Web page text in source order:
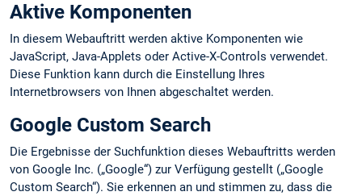
Aktive Komponenten
In diesem Webauftritt werden aktive Komponenten wie
JavaScript, Java-Applets oder Active-X-Controls verwendet.
Diese Funktion kann durch die Einstellung Ihres
Internetbrowsers von Ihnen abgeschaltet werden.
Google Custom Search
Die Ergebnisse der Suchfunktion dieses Webauftritts werden
von Google Inc. („Google“) zur Verfügung gestellt („Google
Custom Search“). Sie erkennen an und stimmen zu, dass die